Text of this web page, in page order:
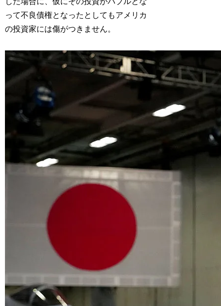
って不良債権となったとしてもアメリカ
の投資家には傷がつきません。